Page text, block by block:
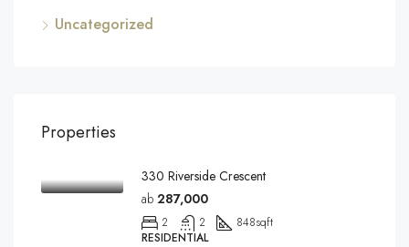
Uncategorized
Properties
330 Riverside Crescent
ab 287,000
2 2 848sqft
RESIDENTIAL